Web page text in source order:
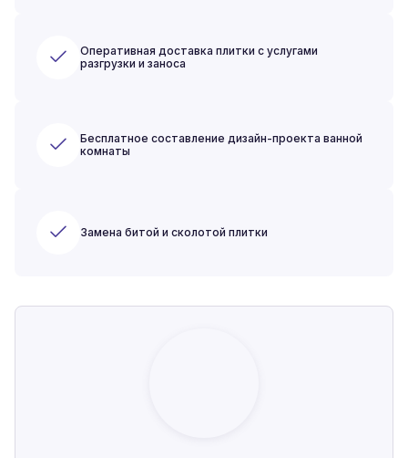
Оперативная доставка плитки с услугами
разгрузки и заноса
Бесплатное составление дизайн-проекта ванной
комнаты
Замена битой и сколотой плитки